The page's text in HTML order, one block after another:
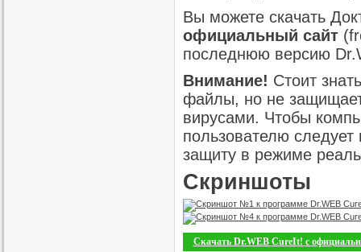
Вы можете скачать
официальный сайт
последнюю версию
Внимание! Стоит
файлы, но не защищает
вирусами. Чтобы
пользователю
защиту в режиме
Скриншоты
Скачать Dr.WEB CureIt! с